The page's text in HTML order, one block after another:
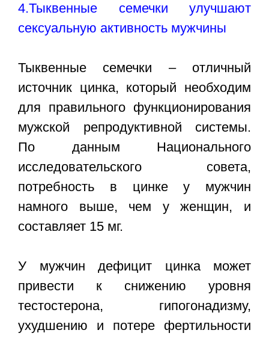
4.Тыквенные семечки улучшают
сексуальную активность мужчины
Тыквенные семечки – отличный
источник цинка, который необходим
для правильного функционирования
мужской репродуктивной системы.
По данным Национального
исследовательского совета,
потребность в цинке у мужчин
намного выше, чем у женщин, и
составляет 15 мг.
У мужчин дефицит цинка может
привести к снижению уровня
тестостерона, гипогонадизму,
ухудшению и потере фертильности